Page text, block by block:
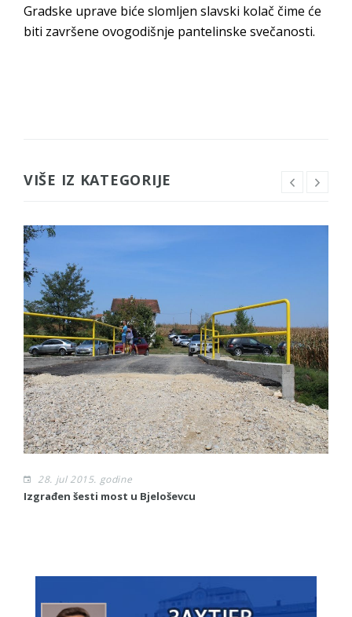
Gradske uprave biće slomljen slavski kolač čime će
biti završene ovogodišnje pantelinske svečanosti.
VIŠE IZ KATEGORIJE
28. jul 2015. godine
Izgrađen šesti most u Bjeloševcu